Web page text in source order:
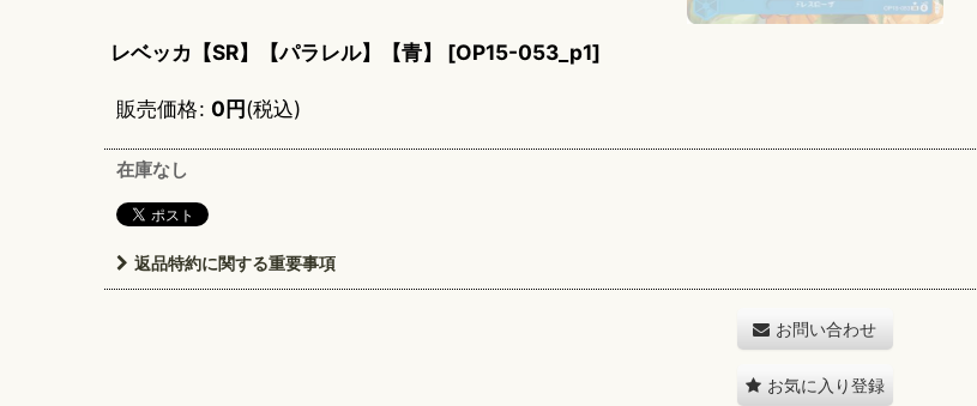
レベッカ【SR】【パラレル】【青】 [OP15-053_p1]
販売価格: 0円(税込)
在庫なし
返品特約に関する重要事項
お問い合わせ
お気に入り登録